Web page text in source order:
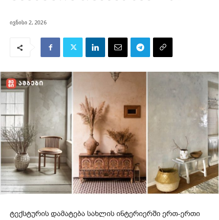
ივნისი 2, 2026
ტექსტურის დამატება სახლის ინტერიერში ერთ-ერთი